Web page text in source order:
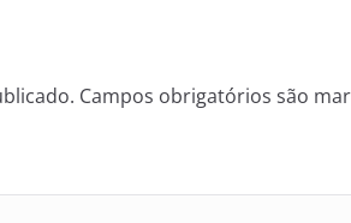
Campos obrigatórios são